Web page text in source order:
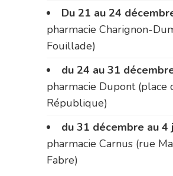
Du 21 au 24
pharmacie Charignon-
Fouillade)
du 24 au 31
pharmacie Dupont (place
République)
du 31 décembre au 4
pharmacie Carnus (rue
Fabre)